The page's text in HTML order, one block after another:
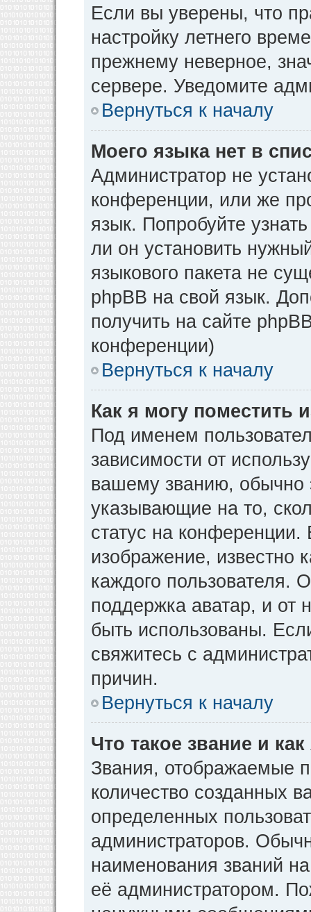
Если вы уверены, что
настройку летнего
прежнему неверное,
сервере. Уведомите
Вернуться к началу
Моего языка нет в
Администратор не
конференции, или же
язык. Попробуйте
ли он установить
языкового пакета не
phpBB на свой язык.
получить на сайте
конференции)
Вернуться к началу
Как я могу поместить
Под именем
зависимости от
вашему званию, обычно
указывающие на то,
статус на
изображение, известно
каждого пользователя.
поддержка аватар, и от
быть использованы.
свяжитесь с
причин.
Вернуться к началу
Что такое звание и
Звания, отображаемые
количество созданных
определенных
администраторов.
наименования званий
её администратором.